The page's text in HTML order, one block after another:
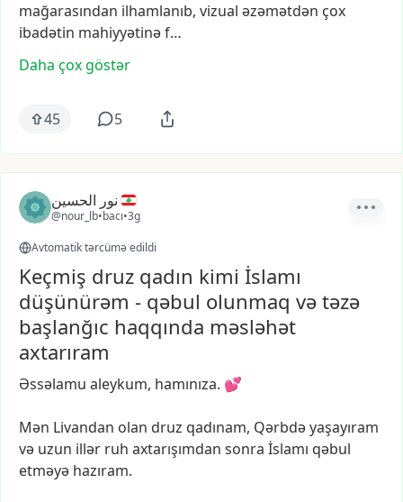
mağarasından ilhamlanıb, vizual əzəmətdən çox
ibadətin mahiyyətinəf…
Daha çox göstər
45 5
نور الحسين
@nour_lb•bacı•3g
Avtomatik tərcümə edildi
Keçmiş druz qadın kimi İslamı
düşünürəm - qəbul olunmaq və təzə
başlanğıc haqqında məsləhət
axtarıram
Əssəlamu aleykum, hamınıza. 💕
Mən Livandan olan druz qadınam, Qərbdəyaşayıram
və uzun illər ruh axtarışımdan sonra İslamı qəbul
etməyə hazıram.